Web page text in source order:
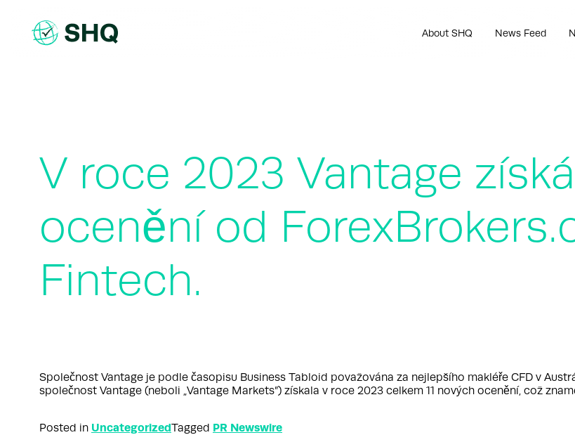
content
About SHQ News Feed
V roce 2023 Vantage
ocenění od
Fintech.
Společnost Vantage je podle časopisu Business Tabloid považována za nejlepšího makléře CFD v
společnost Vantage (neboli „Vantage Markets”) získala v roce 2023 celkem 11 nových ocenění, což
Posted in UncategorizedTagged PR Newswire